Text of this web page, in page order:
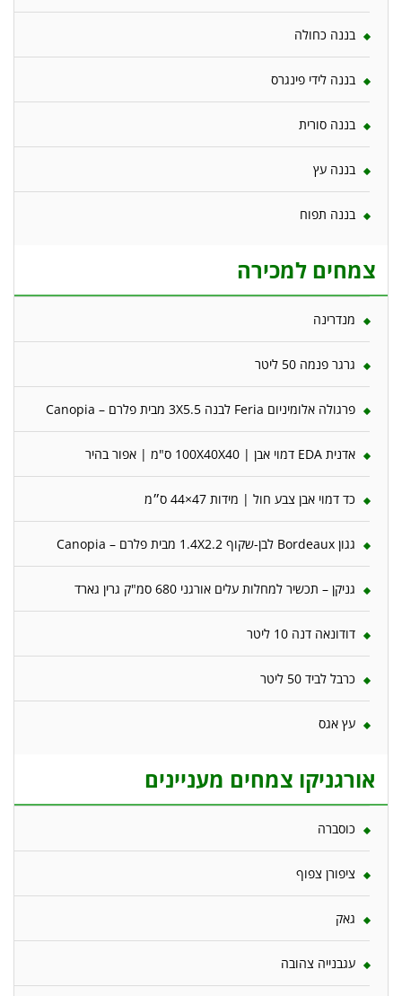
בננה כחולה
בננה לידי פינגרס
בננה סורית
בננה עץ
בננה תפוח
צמחים למכירה
מנדרינה
גרגר פנמה 50 ליטר
פרגולה אלומיניום Feria לבנה 3X5.5 מבית פלרם – Canopia
אדנית EDA דמוי אבן | 100X40X40 ס"מ | אפור בהיר
כד דמוי אבן צבע חול | מידות 47×44 ס״מ
גגון Bordeaux לבן-שקוף 1.4X2.2 מבית פלרם – Canopia
גניקן – תכשיר למחלות עלים אורגני 680 סמ"ק גרין גארד
דודונאה דנה 10 ליטר
כרבל לביד 50 ליטר
עץ אגס
אורגניקו צמחים מעניינים
כוסברה
ציפורן צפוף
גאק
עגבנייה צהובה